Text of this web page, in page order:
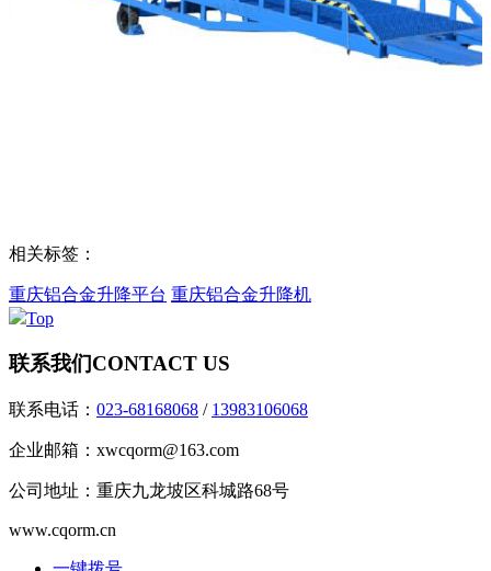
相关标签：
重庆铝合金升降平台 重庆铝合金升降机
Top
联系我们CONTACT US
联系电话： 023-68168068 / 13983106068
企业邮箱：xwcqorm@163.com
公司地址：重庆九龙坡区科城路68号
www.cqorm.cn